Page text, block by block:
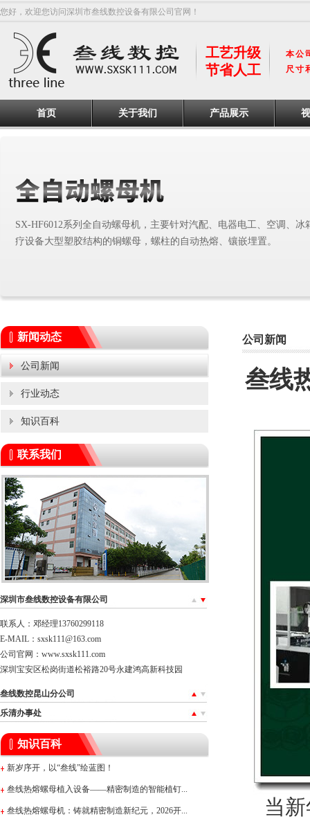
您好，欢迎您访问深圳市叁线数控设备有限公司官网！
工艺升级
节省人工
本公
尺寸
首页 关于我们 产品展示
SX-HF6012系列全自动螺母机，主要针对汽配、电器电工、空调、冰
疗设备大型塑胶结构的铜螺母，螺柱的自动热熔、镶嵌埋置。
新闻动态
公司新闻
行业动态
知识百科
联系我们
深圳市叁线数控设备有限公司
联系人：邓经理13760299118
E-MAIL：sxsk111@163.com
公司官网： www.sxsk111.com
深圳宝安区松岗街道松裕路20号永建鸿高新科技园
叁线数控昆山分公司
乐清办事处
知识百科
新岁序开，以“叁线”绘蓝图！
叁线热熔螺母植入设备——精密制造的智能植钉...
叁线热熔螺母机：铸就精密制造新纪元，2026开...
公司新闻
叁线
当新